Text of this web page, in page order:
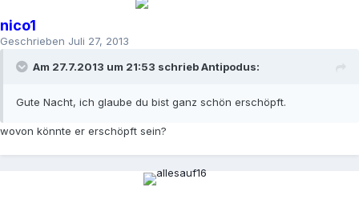
nico1
Geschrieben Juli 27, 2013
Am 27.7.2013 um 21:53 schrieb Antipodus:
Gute Nacht, ich glaube du bist ganz schön erschöpft.
wovon könnte er erschöpft sein?